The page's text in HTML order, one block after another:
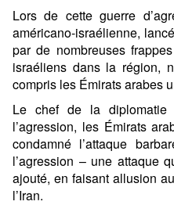
Lors de cette guerre
américano-israélienne,
par de nombreuses
israéliens dans la région,
compris les Émirats arabes
Le chef de la diplomatie
l’agression, les Émirats
condamné l’attaque
l’agression – une attaque
ajouté, en faisant allusion
l’Iran.